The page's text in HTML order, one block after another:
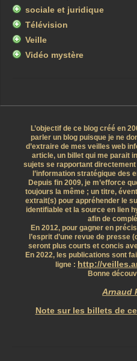
sociale et juridique
Télévision
Veille
Vidéo mystère
L’objectif de ce blog créé en
parler un blog puisque je ne
d’extraire de mes veilles web
article, un billet qui me parait
sujets se rapportant
l’information stratégique des
Depuis fin 2009, je m’efforce
toujours la même ; un titre,
extrait(s) pour appréhender le
identifiable et la source en lien
afin de
En 2012, pour gagner en
l’esprit d’une revue de presse
seront plus courts et concis
En 2022, les publications sont
ligne : http://
Bonne
Arnaud
Note sur les billets de